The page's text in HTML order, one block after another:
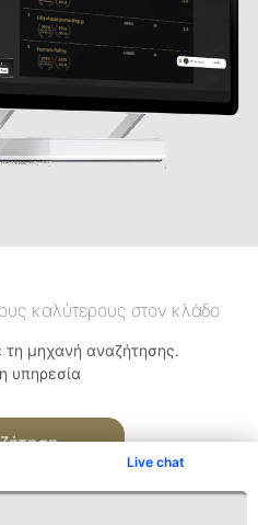
Live chat
καλύτερους στον κλάδο
τη μηχανή αναζήτησης.
υπηρεσία